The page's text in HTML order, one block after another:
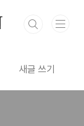
새글 쓰기